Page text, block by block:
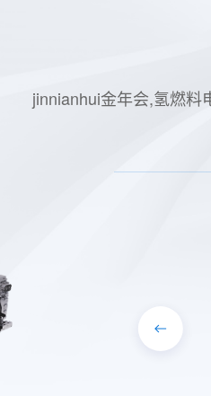
jinnianhui金年会,氢燃料